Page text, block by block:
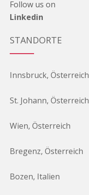
Follow us on
Linkedin
STANDORTE
Innsbruck, Österreich
St. Johann, Österreich
Wien, Österreich
Bregenz, Österreich
Bozen, Italien